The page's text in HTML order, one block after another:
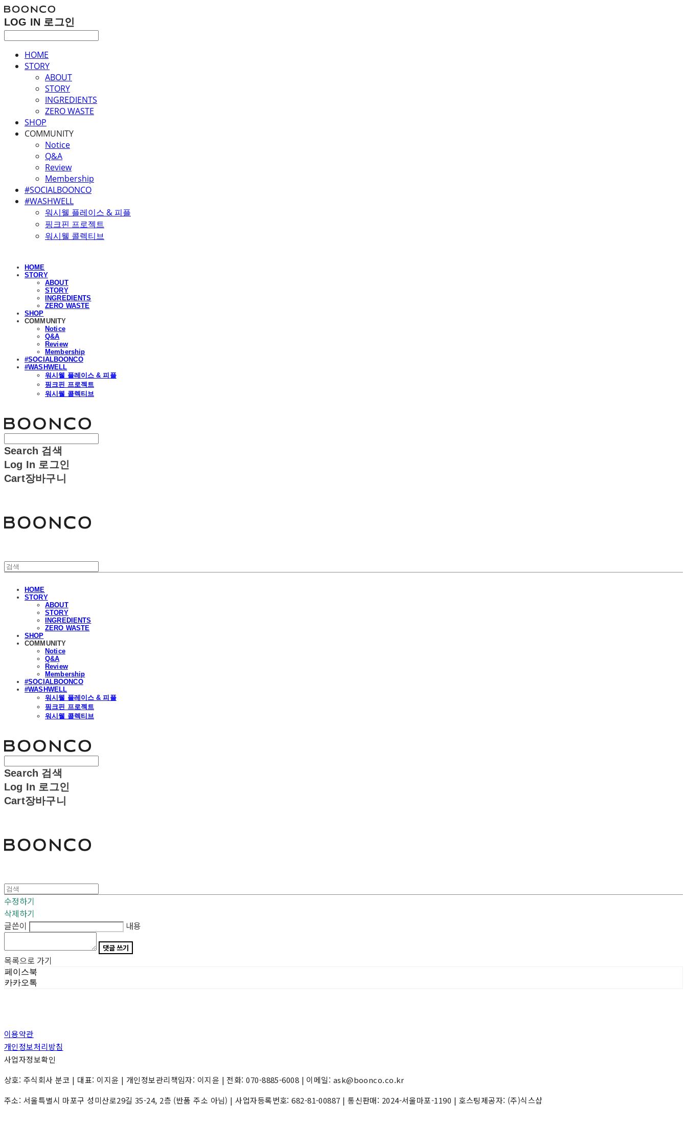
LOG IN 로그인
HOME
STORY
ABOUT
STORY
INGREDIENTS
ZERO WASTE
SHOP
COMMUNITY
Notice
Q&A
Review
Membership
#SOCIALBOONCO
#WASHWELL
워시웰 플레이스 & 피플
핑크핀 프로젝트
워시웰 콜렉티브
HOME
STORY
ABOUT
STORY
INGREDIENTS
ZERO WASTE
SHOP
COMMUNITY
Notice
Q&A
Review
Membership
#SOCIALBOONCO
#WASHWELL
워시웰 플레이스 & 피플
핑크핀 프로젝트
워시웰 콜렉티브
Search 검색
Log In 로그인
Cart장바구니
HOME
STORY
ABOUT
STORY
INGREDIENTS
ZERO WASTE
SHOP
COMMUNITY
Notice
Q&A
Review
Membership
#SOCIALBOONCO
#WASHWELL
워시웰 플레이스 & 피플
핑크핀 프로젝트
워시웰 콜렉티브
Search 검색
Log In 로그인
Cart장바구니
수정하기
삭제하기
글쓴이
내용
댓글 쓰기
목록으로 가기
페이스북
카카오톡
이용약관
개인정보처리방침
사업자정보확인
상호: 주식회사 분코 | 대표: 이지윤 | 개인정보관리책임자: 이지윤 | 전화: 070-8885-6008 | 이메일: ask@boonco.co.kr
주소: 서울특별시 마포구 성미산로29길 35-24, 2층 (반품 주소 아님) | 사업자등록번호:682-81-00887 | 통신판매: 2024-서울마포-1190 | 호스팅제공자: (주)식스샵